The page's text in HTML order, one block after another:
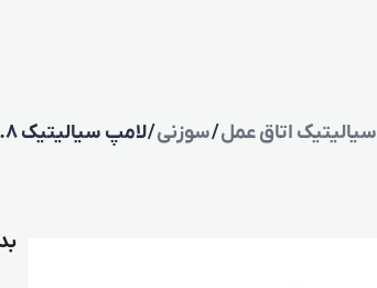
سیالیتیک اتاق عمل/سوزنی/ لامپ سیالیتیک 22.8 ولت 40 وات اسرام